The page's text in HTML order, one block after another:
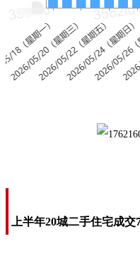
上半年20城二手住宅成